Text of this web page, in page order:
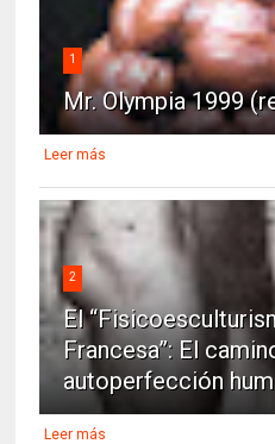
1
Mr. Olympia 1999
Leer más
2
El
Francesa”: El
autoperfección
Leer más